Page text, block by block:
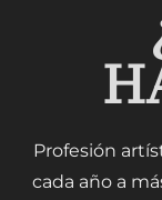
Profesión
cada año a